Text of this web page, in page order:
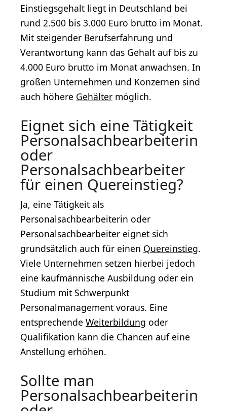
Einstiegsgehalt liegt in Deutschland bei
rund 2.500 bis 3.000 Euro brutto im Monat.
Mit steigender Berufserfahrung und
Verantwortung kann das Gehalt auf bis zu
4.000 Euro brutto im Monat anwachsen. In
großen Unternehmen und Konzernen sind
auch höhere Gehälter möglich.
Eignet sich eine Tätigkeit
Personalsachbearbeiterin
oder
Personalsachbearbeiter
für einen Quereinstieg?
Ja, eine Tätigkeit als
Personalsachbearbeiterin oder
Personalsachbearbeiter eignet sich
grundsätzlich auch für einen Quereinstieg.
Viele Unternehmen setzen hierbei jedoch
eine kaufmännische Ausbildung oder ein
Studium mit Schwerpunkt
Personalmanagement voraus. Eine
entsprechende Weiterbildung oder
Qualifikation kann die Chancen auf eine
Anstellung erhöhen.
Sollte man
Personalsachbearbeiterin